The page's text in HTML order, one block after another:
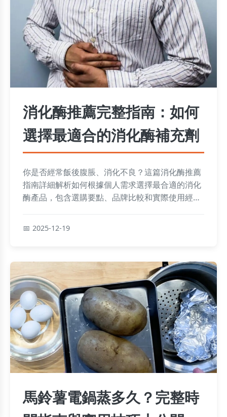
消化酶推薦完整指南：如何
選擇最適合的消化酶補充劑
你是否經常飯後腹脹、消化不良？這篇消化酶推薦
指南詳細解析如何根據個人需求選擇最合適的消化
酶產品，包含選購要點、品牌比較和實際使用經
2025-12-19
馬鈴薯電鍋蒸多久？完整時